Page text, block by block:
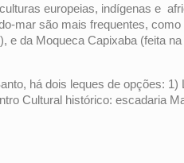
europeias, indígenas e
mar são mais frequentes,
da Moqueca Capixaba (feita
há dois leques de opções:
Cultural histórico: escadaria